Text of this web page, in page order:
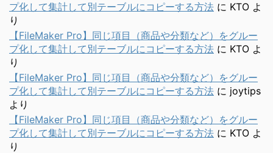
プ化して集計して別テーブルにコピーする方法 に KTO よ
り
【FileMaker Pro】同じ項目（商品や分類など）をグルー
プ化して集計して別テーブルにコピーする方法 に KTO よ
り
【FileMaker Pro】同じ項目（商品や分類など）をグルー
プ化して集計して別テーブルにコピーする方法 に joytips
より
【FileMaker Pro】同じ項目（商品や分類など）をグルー
プ化して集計して別テーブルにコピーする方法 に KTO よ
り